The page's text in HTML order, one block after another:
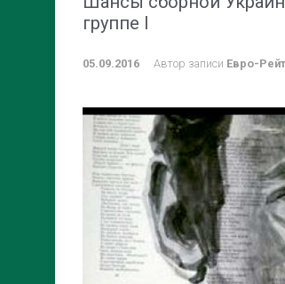
группе І
05.09.2016 Автор записи Евро-